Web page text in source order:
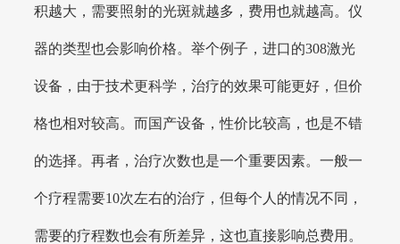
积越大，需要照射的光斑就越多，费用也就越高。仪
器的类型也会影响价格。举个例子，进口的308激光
设备，由于技术更科学，治疗的效果可能更好，但价
格也相对较高。而国产设备，性价比较高，也是不错
的选择。再者，治疗次数也是一个重要因素。一般一
个疗程需要10次左右的治疗，但每个人的情况不同，
需要的疗程数也会有所差异，这也直接影响总费用。